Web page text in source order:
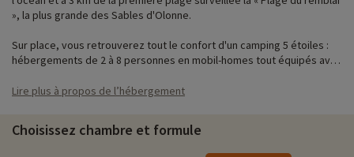
», la plus grande des Sables d'Olonne.
Sur place, vous retrouverez tout le confort d'un camping 5 étoiles :
hébergements de 2 à 8 personnes en mobil-homes tout équipés avec
courants, pataugeoire aménagée, toboggan ainsi qu'une salle de
Lire plus à propos de l’hébergement
Choisissez chambre et formule